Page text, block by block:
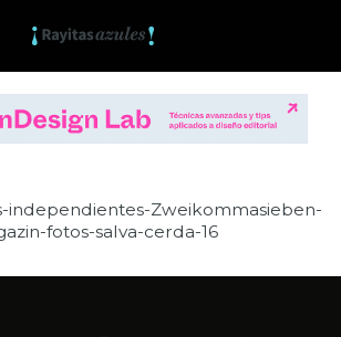
independientes-Zweikommasieben-
fotos-salva-cerda-16